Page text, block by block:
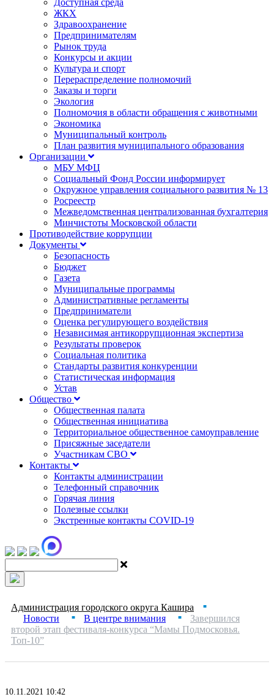
Доступная среда
ЖКХ
Здравоохранение
Предпринимателям
Рынок труда
Конкурсы и акции
Культура и спорт
Перераспределение полномочий
Заказы и торги
Экология
Полномочия в области обращения с животными
Экономика
Муниципальный контроль
План развития муниципального образования
Организации
МБУ МФЦ
Социальный Фонд России информирует
Окружное управления социального развития № 13
Росреестр
Межведомственная централизованная бухгалтерия
Минчистоты Московской области
Противодействие коррупции
Документы
Безопасность
Бюджет
Газета
Муниципальные программы
Административные регламенты
Предприниматели
Оценка регулирующего воздействия
Независимая антикоррупционная экспертиза
Результаты проверок
Социальная политика
Стандарты развития конкуренции
Статистическая информация
Устав
Общество
Общественная палата
Общественная инициатива
Территориальное общественное самоуправление
Присяжные заседатели
Участникам СВО
Контакты
Контакты администрации
Телефонный справочник
Горячая линия
Полезные ссылки
Экстренные контакты COVID-19
Администрация городского округа Кашира ■
Новости ■ В центре внимания ■
Завершился
второй этап фестиваля-конкурса “Мамы Подмосковья.
Топ-10”
10.11.2021 10:42